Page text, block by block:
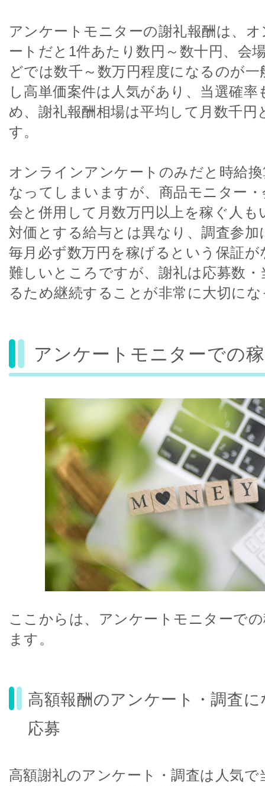
アンケートモニターの謝礼報酬は、
ートだと1件あたり数円～数十円、会
どでは数千～数万円程度になるのが
し高単価案件は人気があり、当選確率
め、謝礼報酬相場は平均して月数千円
す。
オンラインアンケートのみだと時給
なってしまいますが、商品モニター
会と併用して月数万円以上を稼ぐ人も
対価とする給与とは異なり、調査参
毎月必ず数万円を稼げるという保証
難しいところですが、謝礼は応募数
るため継続することが非常に大切に
アンケートモニターでの
ここからは、アンケートモニターで
ます。
高額報酬のアンケート・調査
応募
高額謝礼のアンケート・調査は人気で